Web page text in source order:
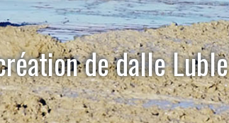
de dalle Luble